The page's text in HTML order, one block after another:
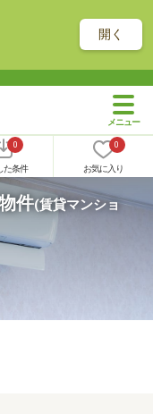
開く
0
た条件
0
お気に入り
件(賃貸マンショ